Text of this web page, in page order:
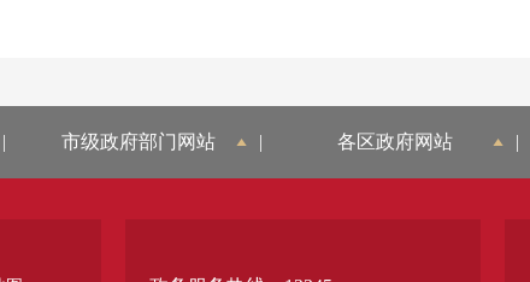
| 市级政府部门网站 | 各区政府网站 |